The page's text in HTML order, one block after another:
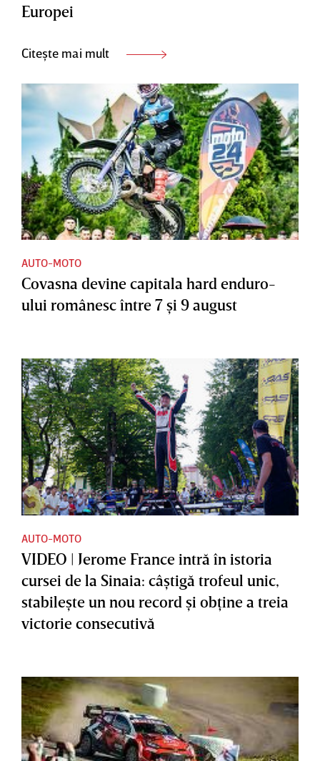
Europei
Citește mai mult
AUTO-MOTO
Covasna devine capitala hard enduro-
ului românesc între 7 şi 9 august
AUTO-MOTO
VIDEO | Jerome France intră în istoria
cursei de la Sinaia: câştigă trofeul unic,
stabileşte un nou record şi obţine a treia
victorie consecutivă